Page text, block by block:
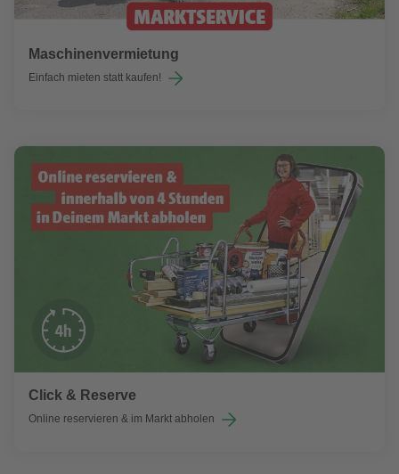
Maschinenvermietung
Einfach mieten statt kaufen!
Click & Reserve
Online reservieren & im Markt abholen